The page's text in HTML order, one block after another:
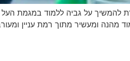
להמשיך על גביה ללמוד במגמת